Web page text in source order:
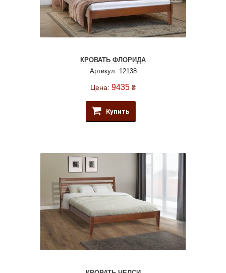
КРОВАТЬ ФЛОРИДА
Артикул: 12138
Цена: 9435 ₴
Купить